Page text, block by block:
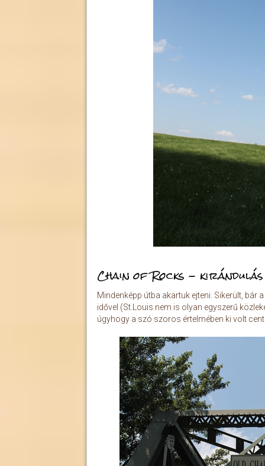
Chain of Rocks - kirándulás
Mindenképp útba akartuk ejteni. Sikerült, bár
idővel (St.Louis nem is olyan egyszerű
úgyhogy a szó szoros értelmében ki volt